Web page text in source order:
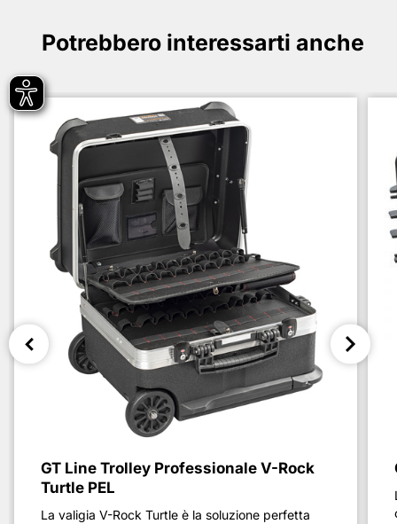
Potrebbero interessarti anche
GT Line Trolley Professionale V-Rock
Turtle PEL
La valigia V-Rock Turtle è la soluzione perfetta